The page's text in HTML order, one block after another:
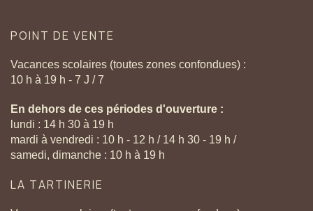
POINT DE VENTE
Vacances scolaires (toutes zones confondues) :
10 h à 19 h - 7 J / 7
En dehors de ces périodes d'ouverture :
lundi : 14 h 30 à 19 h
mardi à vendredi : 10 h - 12 h / 14 h 30 - 19 h /
samedi, dimanche : 10 h à 19 h
LA TARTINERIE